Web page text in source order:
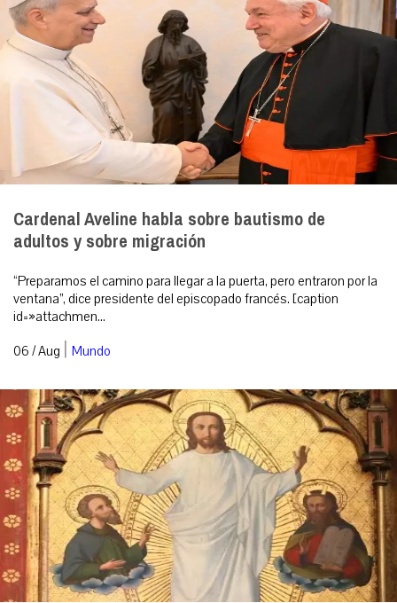
Cardenal Aveline habla sobre bautismo de
adultos y sobre migración
“Preparamos el camino para llegar a la puerta, pero entraron por la
ventana”, dice presidente del episcopado francés. [caption
id=»attachmen...
06 / Aug | Mundo